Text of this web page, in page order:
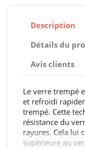
Description
Détails du
Avis clients
Le verre trempé
et refroidi
trempé. Cette
résistance du
rayures. Cela lui
supérieure au